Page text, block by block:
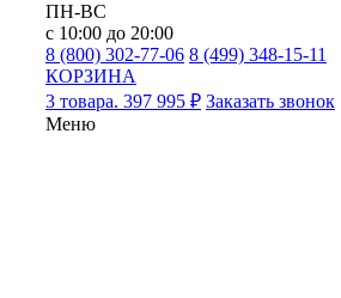
ПН-ВС
с 10:00 до 20:00
8 (800) 302-77-06 8 (499) 348-15-11
КОРЗИНА
3 товара. 397 995 ₽ Заказать звонок
Меню